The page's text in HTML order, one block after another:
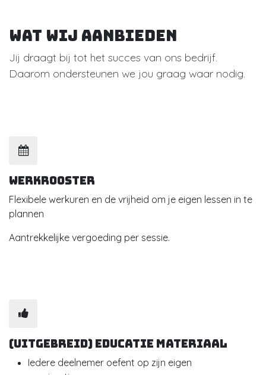
Wat wij aanbieden
Jij draagt bij tot het succes van ons bedrijf.
Daarom ondersteunen we jou graag waar nodig.
Werkrooster
Flexibele werkuren en de vrijheid om je eigen lessen in te
plannen
Aantrekkelijke vergoeding per sessie.
(uitgebreid) Educatie materiaal
Iedere deelnemer oefent op zijn eigen